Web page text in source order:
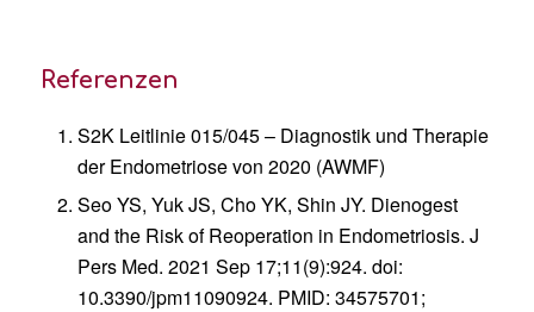
Referenzen
S2K Leitlinie 015/045 – Diagnostik und Therapie
der Endometriose von 2020 (AWMF)
Seo YS, Yuk JS, Cho YK, Shin JY. Dienogest
and the Risk of Reoperation in Endometriosis. J
Pers Med. 2021 Sep 17;11(9):924. doi:
10.3390/jpm11090924. PMID: 34575701;